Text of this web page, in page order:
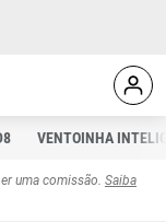
VENTOINHA
uma comissão. Saiba